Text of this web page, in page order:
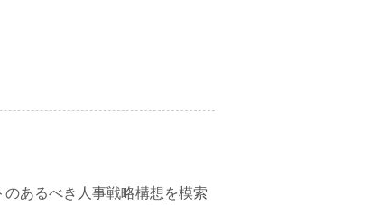
あるべき人事戦略構想を模索